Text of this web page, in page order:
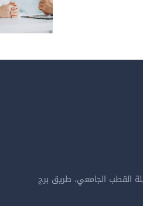
القطب الجامعي، طريق برج